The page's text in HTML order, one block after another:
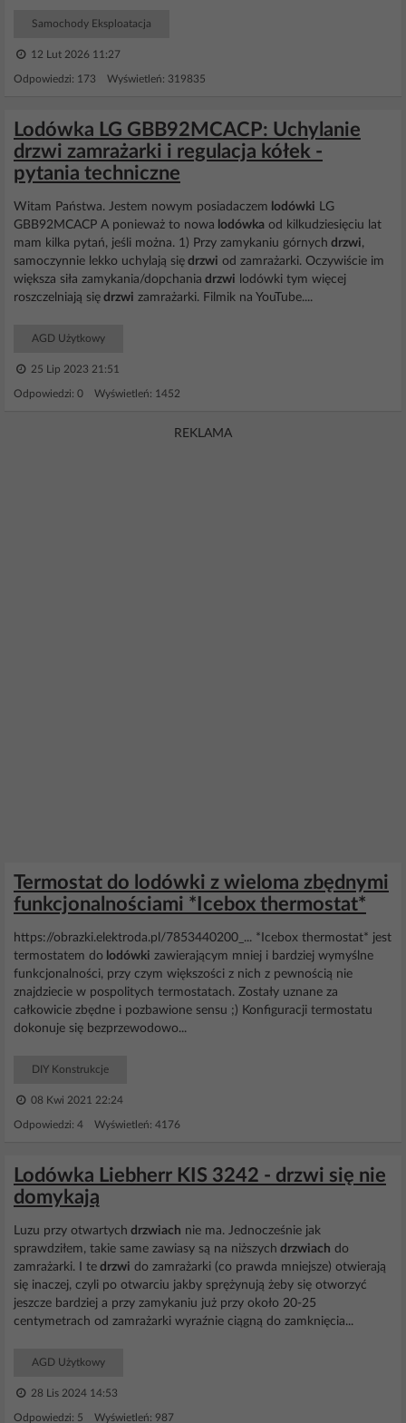
Samochody Eksploatacja
12 Lut 2026 11:27
Odpowiedzi: 173 Wyświetleń: 319835
Lodówka LG GBB92MCACP: Uchylanie
drzwi zamrażarki i regulacja kółek -
pytania techniczne
Witam Państwa. Jestem nowym posiadaczem lodówki LG
GBB92MCACP A ponieważ to nowa lodówka od kilkudziesięciu lat
mam kilka pytań, jeśli można. 1) Przy zamykaniu górnych drzwi,
samoczynnie lekko uchylają się drzwi od zamrażarki. Oczywiście im
większa siła zamykania/dopchania drzwi lodówki tym więcej
roszczelniają się drzwi zamrażarki. Filmik na YouTube....
AGD Użytkowy
25 Lip 2023 21:51
Odpowiedzi: 0 Wyświetleń: 1452
REKLAMA
Termostat do lodówki z wieloma zbędnymi
funkcjonalnościami *Icebox thermostat*
https://obrazki.elektroda.pl/7853440200_... *Icebox thermostat* jest
termostatem do lodówki zawierającym mniej i bardziej wymyślne
funkcjonalności, przy czym większości z nich z pewnością nie
znajdziecie w pospolitych termostatach. Zostały uznane za
całkowicie zbędne i pozbawione sensu ;) Konfiguracji termostatu
dokonuje się bezprzewodowo...
DIY Konstrukcje
08 Kwi 2021 22:24
Odpowiedzi: 4 Wyświetleń: 4176
Lodówka Liebherr KIS 3242 - drzwi się nie
domykają
Luzu przy otwartych drzwiach nie ma. Jednocześnie jak
sprawdziłem, takie same zawiasy są na niższych drzwiach do
zamrażarki. I te drzwi do zamrażarki (co prawda mniejsze) otwierają
się inaczej, czyli po otwarciu jakby sprężynują żeby się otworzyć
jeszcze bardziej a przy zamykaniu już przy około 20-25
centymetrach od zamrażarki wyraźnie ciągną do zamknięcia...
AGD Użytkowy
28 Lis 2024 14:53
Odpowiedzi: 5 Wyświetleń: 987